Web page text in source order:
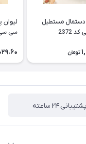
دستمال مستطیل
2372
تومان
سی سی
پشتیبانی ۲۴ ساعته